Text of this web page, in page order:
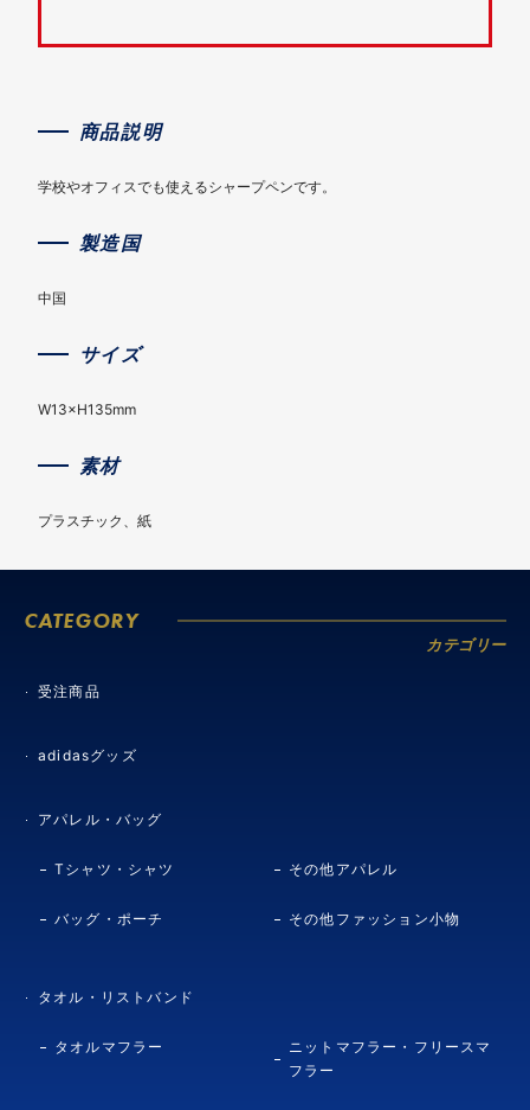
商品説明
学校やオフィスでも使えるシャープペンです。
製造国
中国
サイズ
W13×H135mm
素材
プラスチック、紙
CATEGORY
カテゴリー
受注商品
adidasグッズ
アパレル・バッグ
Tシャツ・シャツ その他アパレル
バッグ・ポーチ その他ファッション小物
タオル・リストバンド
タオルマフラー
ニットマフラー・フリースマ
フラー